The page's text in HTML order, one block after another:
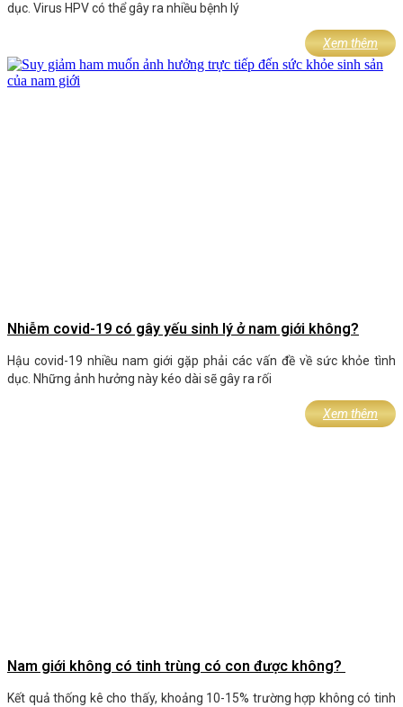
dục. Virus HPV có thể gây ra nhiều bệnh lý
Xem thêm
Nhiễm covid-19 có gây yếu sinh lý ở nam giới không?
Hậu covid-19 nhiều nam giới gặp phải các vấn đề về sức khỏe tình
dục. Những ảnh hưởng này kéo dài sẽ gây ra rối
Xem thêm
Nam giới không có tinh trùng có con được không?
Kết quả thống kê cho thấy, khoảng 10-15% trường hợp không có tinh